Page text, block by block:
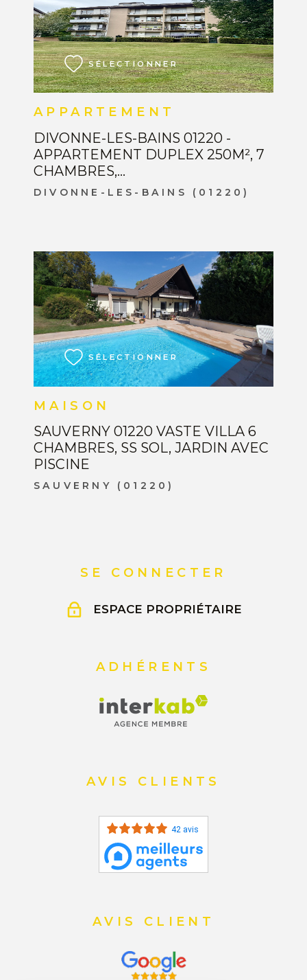
APPARTEMENT
DIVONNE-LES-BAINS 01220 -
APPARTEMENT DUPLEX 250M², 7
CHAMBRES,...
DIVONNE-LES-BAINS (01220)
SÉLECTIONNER
VOIR LE BIEN
MAISON
SAUVERNY 01220 VASTE VILLA 6
CHAMBRES, SS SOL, JARDIN AVEC
PISCINE
SAUVERNY (01220)
SÉLECTIONNER
VOIR LE BIEN
SE CONNECTER
ESPACE PROPRIÉTAIRE
ADHÉRENTS
AVIS CLIENTS
42 avis
AVIS CLIENT